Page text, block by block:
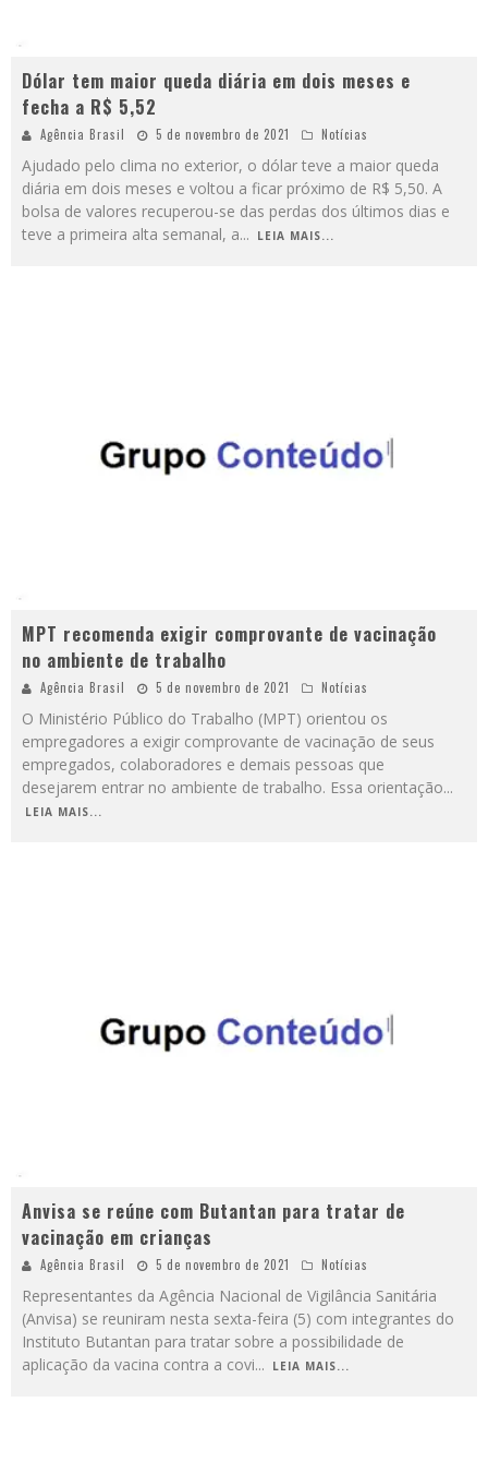
Dólar tem maior queda diária em dois meses e
fecha a R$ 5,52
Agência Brasil 5 de novembro de 2021 Notícias
Ajudado pelo clima no exterior, o dólar teve a maior queda
diária em dois meses e voltou a ficar próximo de R$ 5,50. A
bolsa de valores recuperou-se das perdas dos últimos dias e
teve a primeira alta semanal, a... LEIA MAIS...
MPT recomenda exigir comprovante de vacinação
no ambiente de trabalho
Agência Brasil 5 de novembro de 2021 Notícias
O Ministério Público do Trabalho (MPT) orientou os
empregadores a exigir comprovante de vacinação de seus
empregados, colaboradores e demais pessoas que
desejarem entrar no ambiente de trabalho. Essa orientação...
LEIA MAIS...
Anvisa se reúne com Butantan para tratar de
vacinação em crianças
Agência Brasil 5 de novembro de 2021 Notícias
Representantes da Agência Nacional de Vigilância Sanitária
(Anvisa) se reuniram nesta sexta-feira (5) com integrantes do
Instituto Butantan para tratar sobre a possibilidade de
aplicação da vacina contra a covi... LEIA MAIS...